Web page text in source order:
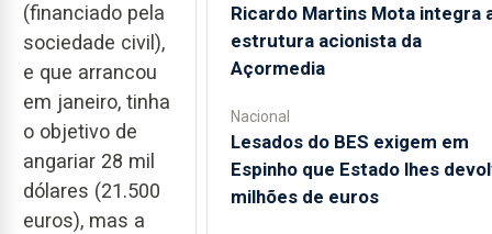
(financiado pela
sociedade civil),
e que arrancou
em janeiro, tinha
o objetivo de
angariar 28 mil
dólares (21.500
euros), mas a
Ricardo Martins Mota integra
estrutura acionista da
Açormedia
Nacional
Lesados do BES exigem em
Espinho que Estado lhes
milhões de euros